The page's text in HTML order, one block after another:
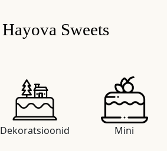
Hayova Sweets
Dekoratsioonid Mini